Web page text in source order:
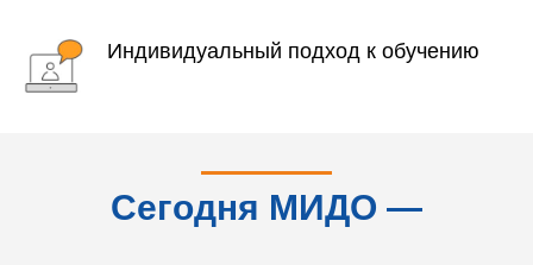
Индивидуальный подход к обучению
Сегодня МИДО —